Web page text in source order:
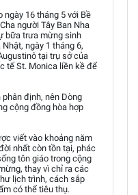
ngày 16 tháng 5 với Bề
người Tây Ban Nha
bữa trưa mừng sinh
ngày 1 tháng 6,
tại trụ sở của
tế St. Monica liền kề để
định, nên Dòng
cộng đồng hòa hợp
viết vào khoảng năm
nhất còn tồn tại, phác
tôn giáo trong cộng
thay vì chỉ ra các
lịch trình, cách sắp
có thể tiêu thụ.